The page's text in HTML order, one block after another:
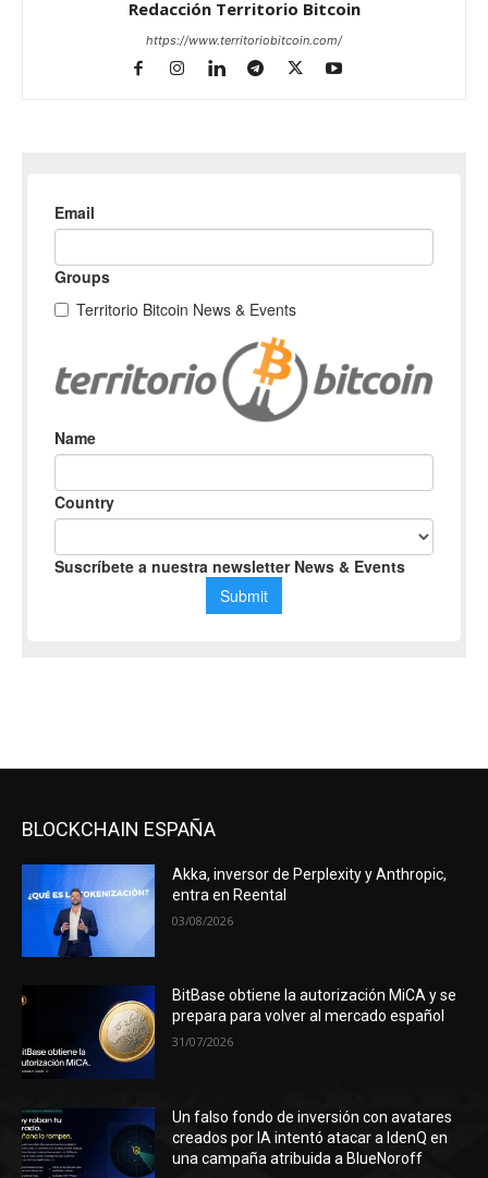
Redacción Territorio Bitcoin
https://www.territoriobitcoin.com/
BLOCKCHAIN ESPAÑA
Akka, inversor de Perplexity y Anthropic,
entra en Reental
03/08/2026
BitBase obtiene la autorización MiCA y se
prepara para volver al mercado español
31/07/2026
Un falso fondo de inversión con avatares
creados por IA intentó atacar a IdenQ en
una campaña atribuida a BlueNoroff